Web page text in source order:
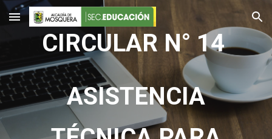
Skip to main content Skip to navigation
CIRCULAR N° 14
ASISTENCIA